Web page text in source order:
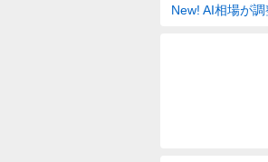
New! AI相場が